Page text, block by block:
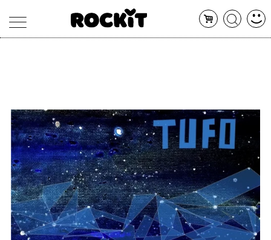
ARTISTI
CONCERTI
SHOP
RADIO